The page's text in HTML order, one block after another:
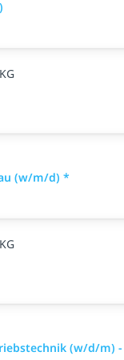
(w/m/d) *
(w/d/m) -